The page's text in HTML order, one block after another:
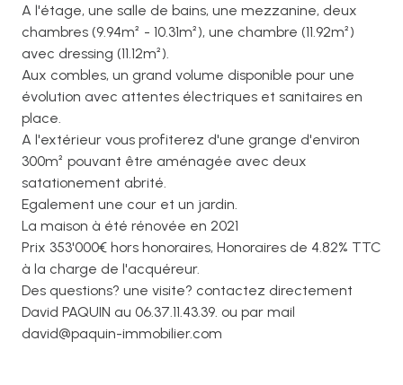
A l'étage, une salle de bains, une mezzanine, deux
chambres (9.94m² - 10.31m²), une chambre (11.92m²)
avec dressing (11.12m²).
Aux combles, un grand volume disponible pour une
évolution avec attentes électriques et sanitaires en
place.
A l'extérieur vous profiterez d'une grange d'environ
300m² pouvant être aménagée avec deux
satationement abrité.
Egalement une cour et un jardin.
La maison à été rénovée en 2021
Prix 353'000€ hors honoraires, Honoraires de 4.82% TTC
à la charge de l'acquéreur.
Des questions? une visite? contactez directement
David PAQUIN au 06.37.11.43.39. ou par mail
david@paquin-immobilier.com